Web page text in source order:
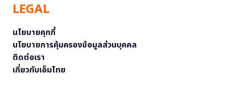
LEGAL
นโยบายคุกกี้
นโยบายการคุ้มครองข้อมูลส่วนบุคคล
ติดต่อเรา
เกี่ยวกับเอ็มไทย